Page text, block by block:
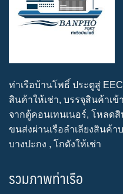
ท่าเรือบ้านโพธิ์ ประตูสู่
สินค้าให้เช่า, บรรจุสินค้าเ
จากตู้คอนเทนเนอร์, โหลด
ขนส่งผ่านเรือลำเลียงสินค้า
บางปะกง , โกดังให้เช่า
รวมภาพท่าเรือ